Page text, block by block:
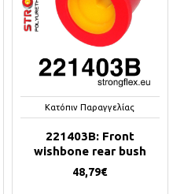
Κατόπιν Παραγγελίας
221403B: Front
wishbone rear bush
48,79€